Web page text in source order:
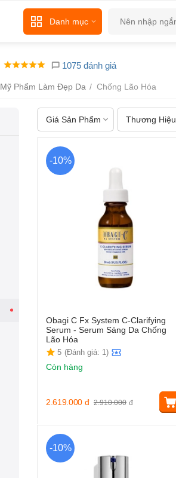
Danh mục
1075 đánh giá
Mỹ Phẩm Làm Đẹp Da / Chống Lão Hóa
Giá Sản Phẩm Thương Hiệu
-10%
Obagi C Fx System C-Clarifying
Serum - Serum Sáng Da Chống
Lão Hóa
5 (Đánh giá: 1)
Còn hàng
2.910.000 đ
2.619.000 đ
-10%